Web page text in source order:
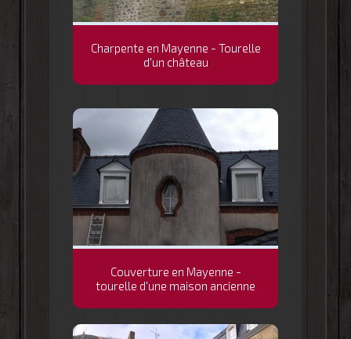
Charpente en Mayenne - Tourelle
d'un château
Couverture en Mayenne -
tourelle d'une maison ancienne